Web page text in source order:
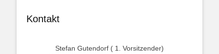
Kontakt
Stefan Gutendorf ( 1. Vorsitzender)